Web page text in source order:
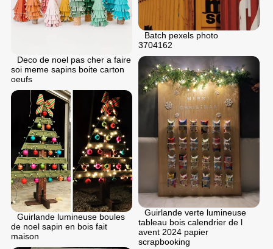
Batch pexels photo
3704162
Deco de noel pas cher a faire
soi meme sapins boite carton
oeufs
Guirlande verte lumineuse
tableau bois calendrier de l
avent 2024 papier
scrapbooking
Guirlande lumineuse boules
de noel sapin en bois fait
maison